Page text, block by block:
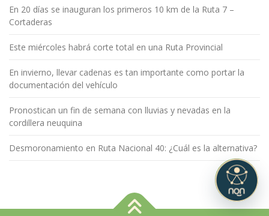
En 20 días se inauguran los primeros 10 km de la Ruta 7 –
Cortaderas
Este miércoles habrá corte total en una Ruta Provincial
En invierno, llevar cadenas es tan importante como portar la
documentación del vehículo
Pronostican un fin de semana con lluvias y nevadas en la
cordillera neuquina
Desmoronamiento en Ruta Nacional 40: ¿Cuál es la alternativa?